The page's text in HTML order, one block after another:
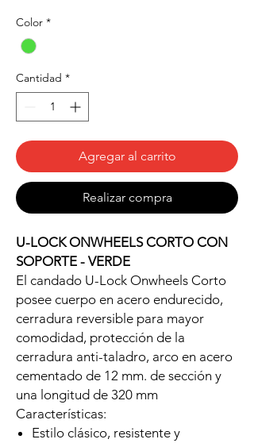
Color *
Cantidad *
Agregar al carrito
Realizar compra
U-LOCK ONWHEELS CORTO CON
SOPORTE - VERDE
El candado U-Lock Onwheels Corto
posee cuerpo en acero endurecido,
cerradura reversible para mayor
comodidad, protección de la
cerradura anti-taladro, arco en acero
cementado de 12 mm. de sección y
una longitud de 320 mm
Características:
Estilo clásico, resistente y